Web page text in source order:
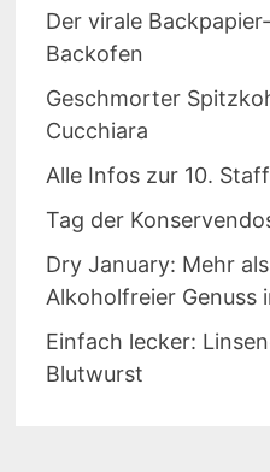
Der virale
Backofen
Geschmorter
Cucchiara
Alle Infos zur 10.
Tag der
Dry January: Mehr
Alkoholfreier Genuss
Einfach lecker:
Blutwurst